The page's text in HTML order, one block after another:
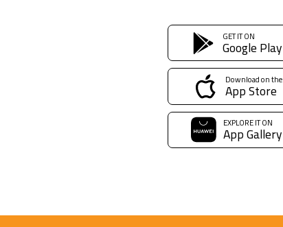
GET IT ON
Google Play
Download on the
App Store
EXPLORE IT ON
App Gallery